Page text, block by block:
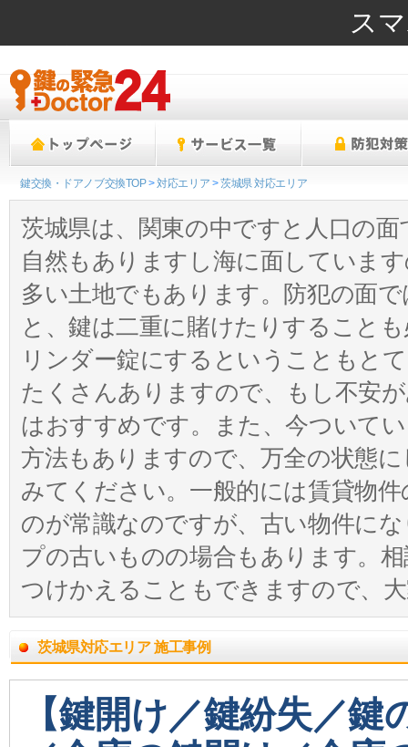
ス
鍵交換・ドアノブ交換TOP>対応エリア >茨城県 対応エリア
茨城県は、関東の中ですと人口の
自然もありますし海に面していま
多い土地でもあります。防犯の面
と、鍵は二重に賭けたりすること
リンダー錠にするということもと
たくさんありますので、もし不安
はおすすめです。また、今ついて
方法もありますので、万全の状態
みてください。一般的には賃貸物
のが常識なのですが、古い物件に
プの古いものの場合もあります。
つけかえることもできますので、
茨城県対応エリア 施工事例
【鍵開け／鍵紛失／